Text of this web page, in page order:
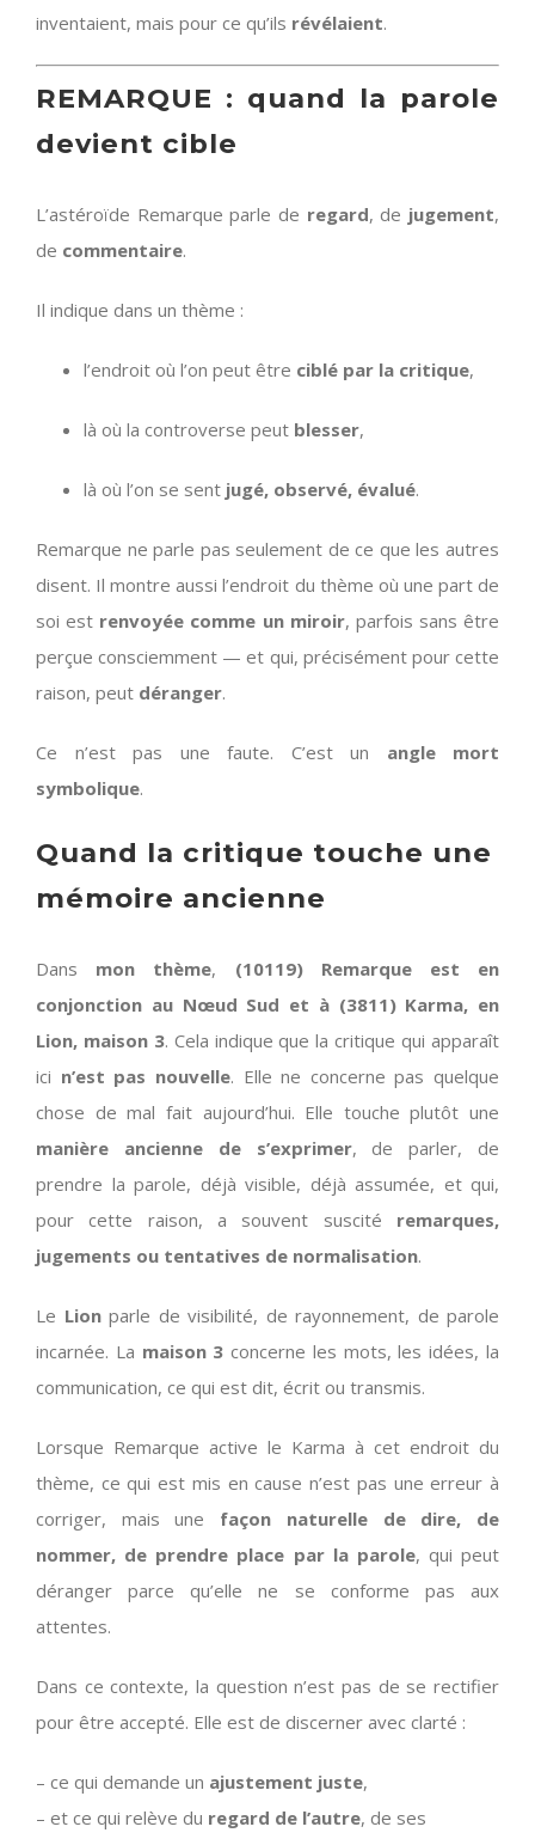
inventaient, mais pour ce qu’ils révélaient.
REMARQUE : quand la parole
devient cible
L’astéroïde Remarque parle de regard, de jugement,
de commentaire.
Il indique dans un thème :
l’endroit où l’on peut être ciblé par la critique,
là où la controverse peut blesser,
là où l’on se sent jugé, observé, évalué.
Remarque ne parle pas seulement de ce que les autres
disent. Il montre aussi l’endroit du thème où une part de
soi est renvoyée comme un miroir, parfois sans être
perçue consciemment — et qui, précisément pour cette
raison, peut déranger.
Ce n’est pas une faute. C’est un angle mort
symbolique.
Quand la critique touche une
mémoire ancienne
Dans mon thème, (10119) Remarque est en
conjonction au Nœud Sud et à (3811) Karma, en
Lion, maison 3. Cela indique que la critique qui apparaît
ici n’est pas nouvelle. Elle ne concerne pas quelque
chose de mal fait aujourd’hui. Elle touche plutôt une
manière ancienne de s’exprimer, de parler, de
prendre la parole, déjà visible, déjà assumée, et qui,
pour cette raison, a souvent suscité remarques,
jugements ou tentatives de normalisation.
Le Lionparle de visibilité, de rayonnement, de parole
incarnée. La maison 3 concerne les mots, les idées, la
communication, ce qui est dit, écrit ou transmis.
Lorsque Remarque active le Karma à cet endroit du
thème, ce qui est mis en cause n’est pas une erreur à
corriger, mais une façon naturelle de dire, de
nommer, de prendre place par la parole, qui peut
déranger parce qu’elle ne se conforme pas aux
attentes.
Dans ce contexte, la question n’est pas de se rectifier
pour être accepté. Elle est de discerner avec clarté :
– ce qui demande un ajustement juste,
– et ce qui relève du regard de l’autre, de ses